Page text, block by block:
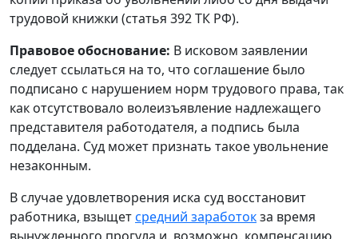
трудовой книжки (статья 392 ТК РФ).
Правовое обоснование: В исковом заявлении
следует ссылаться на то, что соглашение было
подписано с нарушением норм трудового права, так
как отсутствовало волеизъявление надлежащего
представителя работодателя, а подпись была
подделана. Суд может признать такое увольнение
незаконным.
В случае удовлетворения иска суд восстановит
работника, взыщетсредний заработокза время